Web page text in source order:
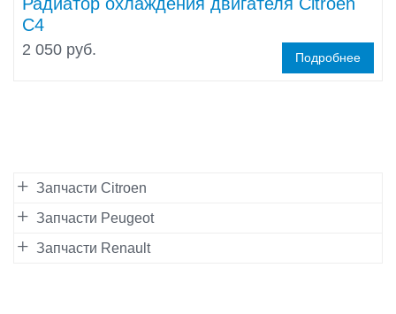
C4
2 050 руб. Подробнее
Запчасти Citroen
Запчасти Peugeot
Запчасти Renault